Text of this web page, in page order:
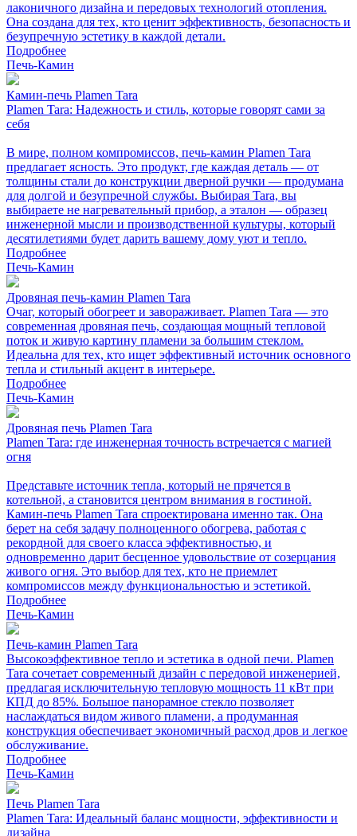
лаконичного дизайна и передовых технологий отопления.
Она создана для тех, кто ценит эффективность, безопасность и
безупречную эстетику в каждой детали.
Подробнее
Печь-Камин
Камин-печь Plamen Tara
Plamen Tara: Надежность и стиль, которые говорят сами за
себя
В мире, полном компромиссов, печь-камин Plamen Tara
предлагает ясность. Это продукт, где каждая деталь — от
толщины стали до конструкции дверной ручки — продумана
для долгой и безупречной службы. Выбирая Tara, вы
выбираете не нагревательный прибор, а эталон — образец
инженерной мысли и производственной культуры, который
десятилетиями будет дарить вашему дому уют и тепло.
Подробнее
Печь-Камин
Дровяная печь-камин Plamen Tara
Очаг, который обогреет и завораживает. Plamen Tara — это
современная дровяная печь, создающая мощный тепловой
поток и живую картину пламени за большим стеклом.
Идеальна для тех, кто ищет эффективный источник основного
тепла и стильный акцент в интерьере.
Подробнее
Печь-Камин
Дровяная печь Plamen Tara
Plamen Tara: где инженерная точность встречается с магией
огня
Представьте источник тепла, который не прячется в
котельной, а становится центром внимания в гостиной.
Камин-печь Plamen Tara спроектирована именно так. Она
берет на себя задачу полноценного обогрева, работая с
рекордной для своего класса эффективностью, и
одновременно дарит бесценное удовольствие от созерцания
живого огня. Это выбор для тех, кто не приемлет
компромиссов между функциональностью и эстетикой.
Подробнее
Печь-Камин
Печь-камин Plamen Tara
Высокоэффективное тепло и эстетика в одной печи. Plamen
Tara сочетает современный дизайн с передовой инженерией,
предлагая исключительную тепловую мощность 11 кВт при
КПД до 85%. Большое панорамное стекло позволяет
наслаждаться видом живого пламени, а продуманная
конструкция обеспечивает экономичный расход дров и легкое
обслуживание.
Подробнее
Печь-Камин
Печь Plamen Tara
Plamen Tara: Идеальный баланс мощности, эффективности и
дизайна